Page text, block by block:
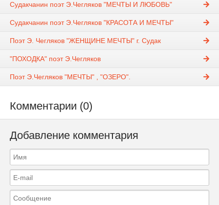
Судакчанин поэт Э.Чегляков "МЕЧТЫ И ЛЮБОВЬ"
Судакчанин поэт Э.Чегляков "КРАСОТА И МЕЧТЫ"
Поэт Э. Чегляков "ЖЕНЩИНЕ МЕЧТЫ" г. Судак
"ПОХОДКА" поэт Э.Чегляков
Поэт Э.Чегляков "МЕЧТЫ" , "ОЗЕРО".
Комментарии (0)
Добавление комментария